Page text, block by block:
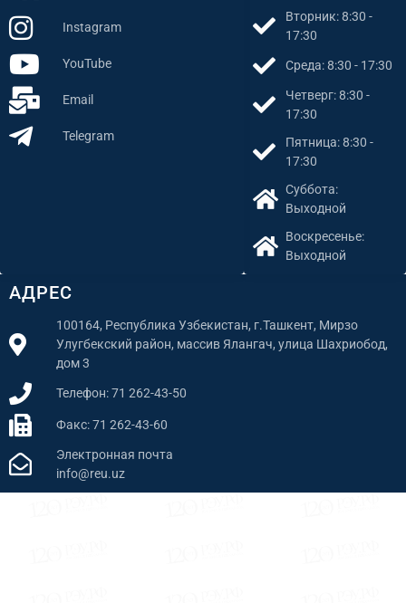
АДРЕС
100164, Республика Узбекистан, г.Ташкент, Мирзо
Улугбекский район, массив Ялангач, улица Шахриобод,
дом 3
Телефон: 71 262-43-50
Факс: 71 262-43-60
Электронная почта
info@reu.uz
Вторник: 8:30 -
17:30
Среда: 8:30 - 17:30
Четверг: 8:30 -
17:30
Пятница: 8:30 -
17:30
Суббота:
Выходной
Воскресенье:
Выходной
Instagram
YouTube
Email
Telegram